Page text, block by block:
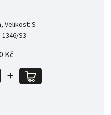
Velikost: S
| 1346/S3
Kč